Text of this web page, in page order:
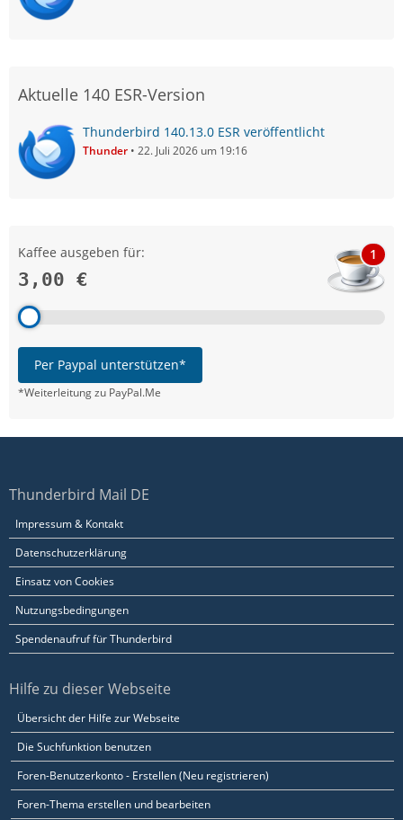
Aktuelle 140 ESR-Version
Thunderbird 140.13.0 ESR veröffentlicht
Thunder 22. Juli 2026 um 19:16
Kaffee ausgeben für:
3,00 €
1
Per Paypal unterstützen*
*Weiterleitung zu PayPal.Me
Thunderbird Mail DE
Impressum & Kontakt
Datenschutzerklärung
Einsatz von Cookies
Nutzungsbedingungen
Spendenaufruf für Thunderbird
Hilfe zu dieser Webseite
Übersicht der Hilfe zur Webseite
Die Suchfunktion benutzen
Foren-Benutzerkonto - Erstellen (Neu registrieren)
Foren-Thema erstellen und bearbeiten